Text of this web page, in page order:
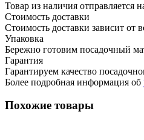
Товар из наличия отправляется
Стоимость доставки
Стоимость доставки зависит от
Упаковка
Бережно готовим посадочный
Гарантия
Гарантируем качество
Более подробная информация об
Похожие товары